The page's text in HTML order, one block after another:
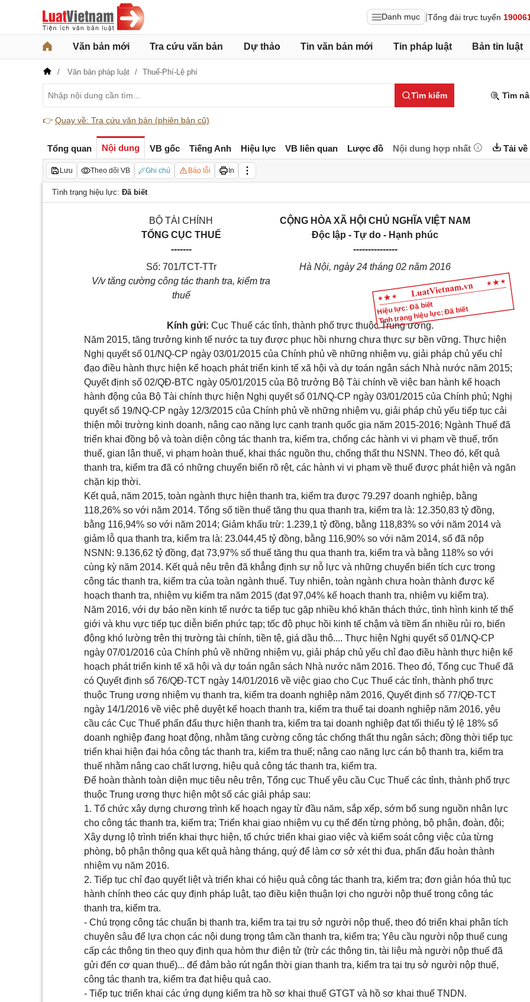
Danh mục Tổng đài trực tuyến
Văn bản mới Tra cứu văn bản Dự thảo Tin văn bản mới Tin pháp luật Bản tin luật
Văn bản pháp luật Thuế-Phí-Lệ phí
Tìm kiếm Tìm
👉 Quay về: Tra cứu văn bản (phiên bản cũ)
Tổng quan Nội dung VB gốc Tiếng Anh Hiệu lực VB liên quan Lược đồ Nội dung hợp nhất Tải về
Lưu Theo dõi VB Ghi chú Báo lỗi In
Tình trạng hiệu lực: Đã biết
Hiệu lực: Đã biết
Tình trạng hiệu lực: Đã biết
BỘ TÀI CHÍNH
TỔNG CỤC THUẾ
-------
CỘNG HÒA XÃ HỘI CHỦ NGHĨA VIỆT NAM
Độc lập - Tự do - Hạnh phúc
---------------
Số: 701/TCT-TTr
V/v tăng cường công tác thanh tra, kiểm tra
thuế
Hà Nội, ngày24 tháng 02 năm 2016
Kính gửi: Cục Thuế các tỉnh, thành phố trực thuộc Trung ương.
Năm 2015, tăng trưởng kinh tế nước ta tuy được phục hồi nhưng chưa thực sự bền vững. Thực hiện
Nghị quyết số 01/NQ-CP ngày 03/01/2015 của Chính phủ về những nhiệm vụ, giải pháp chủ yếu chỉ
đạo điều hành thực hiện kế hoạch phát triển kinh tế xã hội và dự toán ngân sách Nhà nước năm 2015;
Quyết định số 02/QĐ-BTC ngày 05/01/2015 của Bộ trưởng Bộ Tài chính về việc ban hành kế hoạch
hành động của Bộ Tài chính thực hiện Nghị quyết số 01/NQ-CP ngày 03/01/2015 của Chính phủ; Nghị
quyết số 19/NQ-CP ngày 12/3/2015 của Chính phủ về những nhiệm vụ, giải pháp chủ yếu tiếp tục cải
thiện môi trường kinh doanh, nâng cao năng lực cạnh tranh quốc gia năm 2015-2016; Ngành Thuế đã
triển khai đồng bộ và toàn diện công tác thanh tra, kiểm tra, chống các hành vi vi phạm về thuế, trốn
thuế, gian lận thuế, vi phạm hoàn thuế, khai thác nguồn thu, chống thất thu NSNN. Theo đó, kết quả
thanh tra, kiểm tra đã có những chuyển biến rõ rệt, các hành vi vi phạm về thuế được phát hiện và ngăn
chặn kịp thời.
Kết quả, năm 2015, toàn ngành thực hiện thanh tra, kiểm tra được 79.297 doanh nghiệp, bằng
118,26% so với năm 2014. Tổng số tiền thuế tăng thu qua thanh tra, kiểm tra là: 12.350,83 tỷ đồng,
bằng 116,94% so với năm 2014; Giảm khấu trừ: 1.239,1 tỷ đồng, bằng 118,83% so với năm 2014 và
giảm lỗ qua thanh tra, kiểm tra là: 23.044,45 tỷ đồng, bằng 116,90% so với năm 2014, số đã nộp
NSNN: 9.136,62 tỷ đồng, đạt 73,97% số thuế tăng thu qua thanh tra, kiểm tra và bằng 118% so với
cùng kỳ năm 2014. Kết quả nêu trên đã khẳng định sự nỗ lực và những chuyển biến tích cực trong
công tác thanh tra, kiểm tra của toàn ngành thuế. Tuy nhiên, toàn ngành chưa hoàn thành được kế
hoạch thanh tra, nhiệm vụ kiểm tra năm 2015 (đạt 97,04% kế hoạch thanh tra, nhiệm vụ kiểm tra).
Năm 2016, với dự báo nền kinh tế nước ta tiếp tục gặp nhiều khó khăn thách thức, tình hình kinh tế thế
giới và khu vực tiếp tục diễn biến phức tạp; tốc độ phục hồi kinh tế chậm và tiềm ẩn nhiều rủi ro, biến
động khó lường trên thị trường tài chính, tiền tệ, giá dầu thô.... Thực hiện Nghị quyết số 01/NQ-CP
ngày 07/01/2016 của Chính phủ về những nhiệm vụ, giải pháp chủ yếu chỉ đạo điều hành thực hiện kế
hoạch phát triển kinh tế xã hội và dự toán ngân sách Nhà nước năm 2016. Theo đó, Tổng cục Thuế đã
có Quyếtđịnh số 76/QĐ-TCT ngày 14/01/2016 về việc giao cho Cục Thuế các tỉnh, thành phố trực
thuộc Trung ương nhiệm vụ thanh tra, kiểm tra doanh nghiệp năm 2016, Quyết định số 77/QĐ-TCT
ngày 14/1/2016 về việc phê duyệt kế hoạch thanh tra, kiểm tra thuế tại doanh nghiệp năm 2016, yêu
cầu các Cục Thuế phấn đấu thực hiện thanh tra, kiểm tra tại doanh nghiệp đạt tối thiểu tỷ lệ 18% số
doanh nghiệp đang hoạt động, nhằm tăng cường công tác chống thất thu ngân sách; đồng thời tiếp tục
triển khai hiện đại hóa công tác thanh tra, kiểm tra thuế; nâng cao năng lực cán bộ thanh tra, kiểm tra
thuế nhằm nâng cao chất lượng, hiệu quả công tác thanh tra, kiểm tra.
Để hoàn thành toàn diện mục tiêu nêu trên, Tổng cục Thuế yêu cầu Cục Thuế các tỉnh, thành phố trực
thuộc Trung ương thực hiện một số các giải pháp sau:
1. Tổ chức xây dựng chương trình kế hoạch ngay từ đầu năm, sắp xếp, sớm bổ sung nguồn nhân lực
cho công tác thanh tra, kiểm tra; Triển khai giao nhiệm vụ cụ thể đến từng phòng, bộ phận, đoàn, đội;
Xây dựng lộ trình triển khai thực hiện, tổ chức triển khai giao việc và kiểm soát công việc của từng
phòng, bộ phận thông qua kết quả hàng tháng, quý để làm cơ sở xét thi đua, phấn đấu hoàn thành
nhiệm vụ năm 2016.
2. Tiếp tục chỉ đạo quyết liệt và triển khai có hiệu quả công tác thanh tra, kiểm tra; đơn giản hóa thủ tục
hành chính theo các quy định pháp luật, tạo điều kiện thuận lợi cho người nộp thuế trong công tác
thanh tra, kiểm tra.
- Chú trọng công tác chuẩn bị thanh tra, kiểm tra tại trụ sở người nộp thuế, theo đó triển khai phân tích
chuyên sâu để lựa chọn các nội dung trọng tâm cần thanh tra, kiểm tra; Yêu cầu người nộp thuế cung
cấp các thông tin theo quy định qua hòm thư điện tử (trừ các thông tin, tài liệu mà người nộp thuế đã
gửi đến cơ quan thuế)... để đảm bảo rút ngắn thời gian thanh tra, kiểm tra tại trụ sở người nộp thuế,
công tác thanh tra, kiểm tra đạt hiệu quả cao.
- Tiếp tục triển khai các ứng dụng kiểm tra hồ sơ khai thuế GTGT và hồ sơ khai thuế TNDN.